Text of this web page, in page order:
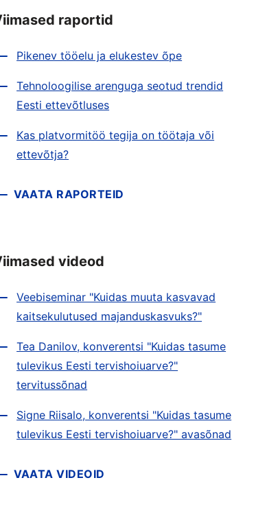
raportid
Pikenev tööelu ja elukestev õpe
Tehnoloogilise arenguga seotud trendid
Eesti ettevõtluses
Kas platvormitöö tegija on töötaja või
ettevõtja?
VAATA RAPORTEID
videod
Veebiseminar "Kuidas muuta kasvavad
kaitsekulutused majanduskasvuks?"
Tea Danilov, konverentsi "Kuidas tasume
tulevikus Eesti tervishoiuarve?"
tervitussõnad
Signe Riisalo, konverentsi "Kuidas tasume
tulevikus Eesti tervishoiuarve?" avasõnad
VAATA VIDEOID